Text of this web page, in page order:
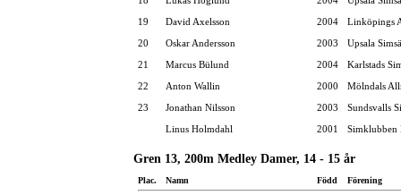
19
David Axelsson 2004
Linköpings
20
Oskar Andersson 2003
Upsala
21
Marcus Bülund 2004
Karlstads
22
Anton Wallin 2000
Mölndals
23
Jonathan Nilsson 2003
Sundsvalls
Linus Holmdahl
2001 Simklubben
Gren 13, 200m Medley Damer, 14 - 15 år
Plac. Namn Född Förening